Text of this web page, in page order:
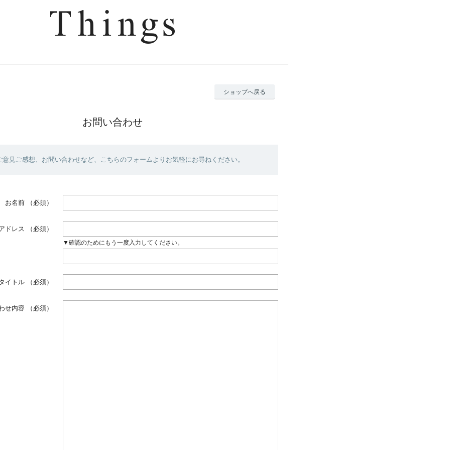
ショップへ戻る
お問い合わせ
意見ご感想、お問い合わせなど、こちらのフォームよりお気軽にお尋ねください。
お名前 （必須）
ドレス （必須）
▼確認のためにもう一度入力してください。
イトル （必須）
せ内容 （必須）